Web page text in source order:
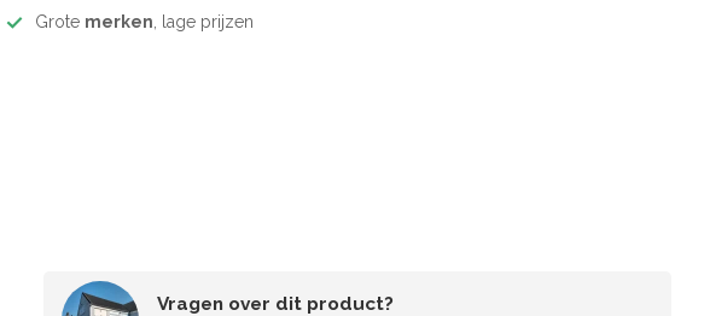
Grote merken , lage prijzen
Vragen over dit product?